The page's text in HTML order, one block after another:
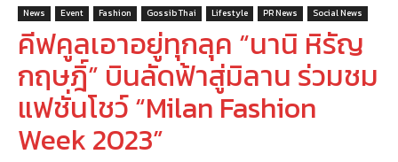
News Event Fashion Gossib Thai Lifestyle PR News Social News
คีฟคูลเอาอยู่ทุกลุค “นานิ หิรัญ
กฤษฎิ์” บินลัดฟ้าสู่มิลาน ร่วมชม
แฟชั่นโชว์ “Milan Fashion
Week 2023”